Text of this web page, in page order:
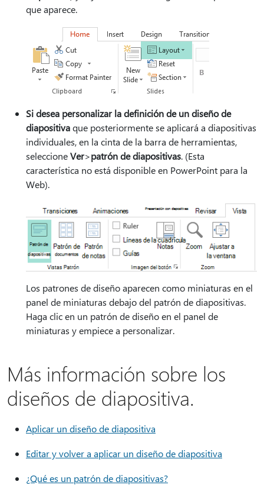
que aparece.
Si desea personalizar la definición de un diseño de
diapositivaque posteriormente se aplicará a diapositivas
individuales, en la cinta de la barra de herramientas,
seleccioneVer>patrón de diapositivas. (Esta
característica no está disponible en PowerPoint para la
Web).
Los patrones de diseño aparecen como miniaturas en el
panel de miniaturas debajo del patrón de diapositivas.
Haga clic en un patrón de diseño en el panel de
miniaturas y empiece a personalizar.
Más información sobre los
diseños de diapositiva.
Aplicar un diseño de diapositiva
Editar y volver a aplicar un diseño de diapositiva
¿Qué es un patrón de diapositivas?